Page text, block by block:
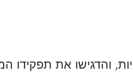
והדגישו את תפקידו